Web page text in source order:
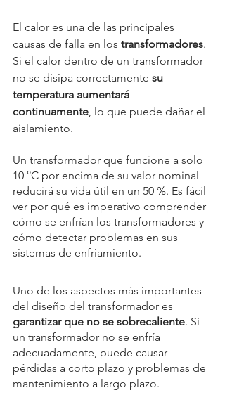
El calor es una de las principales
causas de falla en los transformadores.
Si el calor dentro de un transformador
no se disipa correctamente su
temperatura aumentará
continuamente, lo que puede dañar el
aislamiento.
Un transformador que funcione a solo
10 °C por encima de su valor nominal
reducirá su vida útil en un 50 %. Es fácil
ver por qué es imperativo comprender
cómo se enfrían los transformadores y
cómo detectar problemas en sus
sistemas de enfriamiento.
Uno de los aspectos más importantes
del diseño del transformador es
garantizar que no se sobrecaliente. Si
un transformador no se enfría
adecuadamente, puede causar
pérdidas a corto plazo y problemas de
mantenimiento a largo plazo.